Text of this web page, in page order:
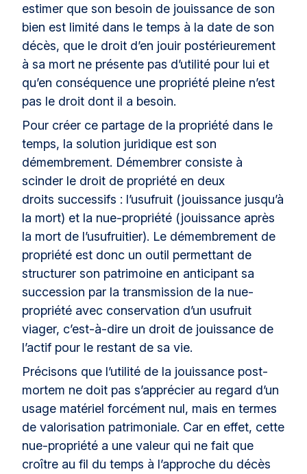
estimer que son besoin de jouissance de son
bien est limité dans le temps à la date de son
décès, que le droit d’en jouir postérieurement
à sa mort ne présente pas d’utilité pour lui et
qu’en conséquence une propriété pleine n’est
pas le droit dont il a besoin.
Pour créer ce partage de la propriété dans le
temps, la solution juridique est son
démembrement. Démembrer consiste à
scinder le droit de propriété en deux
droits successifs : l’usufruit (jouissance jusqu’à
la mort) et la nue-propriété (jouissance après
la mort de l’usufruitier). Le démembrement de
propriété est donc un outil permettant de
structurer son patrimoine en anticipant sa
succession par la transmission de la nue-
propriété avec conservation d’un usufruit
viager, c’est-à-dire un droit de jouissance de
l’actif pour le restant de sa vie.
Précisons que l’utilité de la jouissance post-
mortem ne doit pas s’apprécier au regard d’un
usage matériel forcément nul, mais en termes
de valorisation patrimoniale. Car en effet, cette
nue-propriété a une valeur qui ne fait que
croître au fil du temps à l’approche du décès